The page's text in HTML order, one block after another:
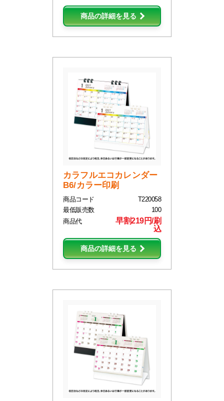
商品の詳細を見る
カラフルエコカレンダー
B6/カラー印刷
商品コード
T220058
最低販売数
100
商品代
早割219円/刷
込
商品の詳細を見る